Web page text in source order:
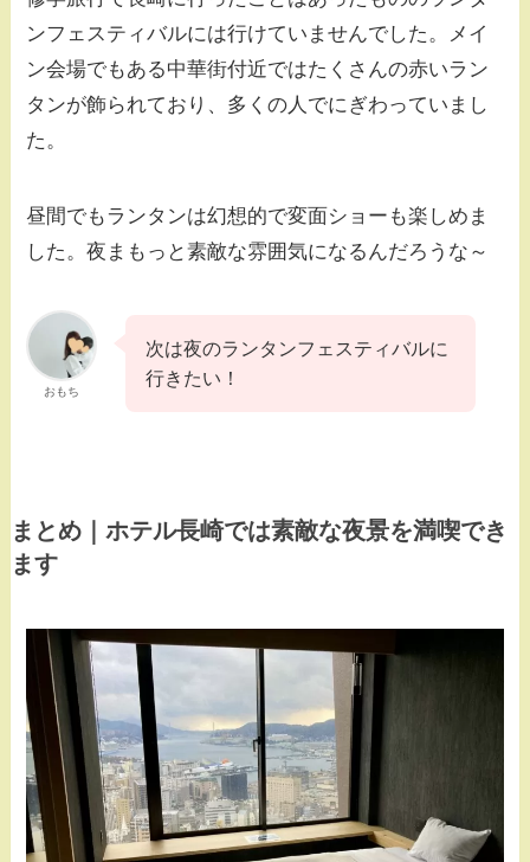
ンフェスティバルには行けていませんでした。メイ
ン会場でもある中華街付近ではたくさんの赤いラン
タンが飾られており、多くの人でにぎわっていまし
た。
昼間でもランタンは幻想的で変面ショーも楽しめま
した。夜まもっと素敵な雰囲気になるんだろうな～
おもち
次は夜のランタンフェスティバルに
行きたい！
まとめ｜ホテル長崎では素敵な夜景を満喫でき
ます